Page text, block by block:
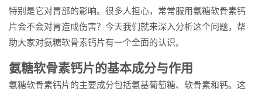
特别是它对胃部的影响。很多人担心，常常服用氨糖软骨素钙
片会不会对胃造成伤害？今天我们就来深入分析这个问题，帮
助大家对氨糖软骨素钙片有一个全面的认识。
氨糖软骨素钙片的基本成分与作用
氨糖软骨素钙片的主要成分包括氨基葡萄糖、软骨素和钙。这